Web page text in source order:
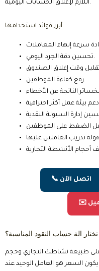
اللازم لإغلاق الحسابات اليومية.
أبرز فوائد استخدامها:
تحسين دقة الجرد اليومي.
رفع كفاءة الموظفين.
📞 اتصل الآن
الة حساب النقود المناسبة؟
على طبيعة نشاطك التجاري وحجم
يكون السعر هو العامل الوحيد عند